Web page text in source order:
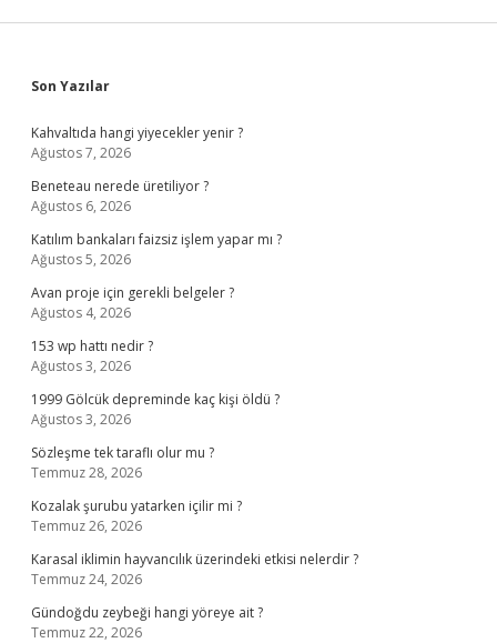
Sidebar
Son Yazılar
Kahvaltıda hangi yiyecekler yenir ?
Ağustos 7, 2026
Beneteau nerede üretiliyor ?
Ağustos 6, 2026
Katılım bankaları faizsiz işlem yapar mı ?
Ağustos 5, 2026
Avan proje için gerekli belgeler ?
Ağustos 4, 2026
153 wp hattı nedir ?
Ağustos 3, 2026
1999 Gölcük depreminde kaç kişi öldü ?
Ağustos 3, 2026
Sözleşme tek taraflı olur mu ?
Temmuz 28, 2026
Kozalak şurubu yatarken içilir mi ?
Temmuz 26, 2026
Karasal iklimin hayvancılık üzerindeki etkisi nelerdir ?
Temmuz 24, 2026
Gündoğdu zeybeği hangi yöreye ait ?
Temmuz 22, 2026